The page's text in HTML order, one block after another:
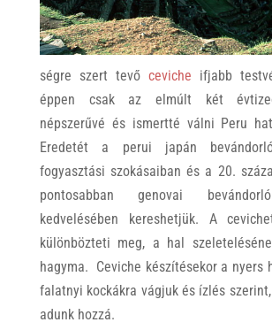
ségre szert tevő ceviche ifjabb
éppen csak az elmúlt két
népszerűvé és ismertté válni Peru
Eredetét a perui japán
fogyasztási szokásaiban és a 20.
pontosabban genovai
kedvelésében kereshetjük. A
különbözteti meg, a hal
hagyma. Ceviche készítésekor a nyers
falatnyi kockákra vágjuk és ízlés
adunk hozzá.